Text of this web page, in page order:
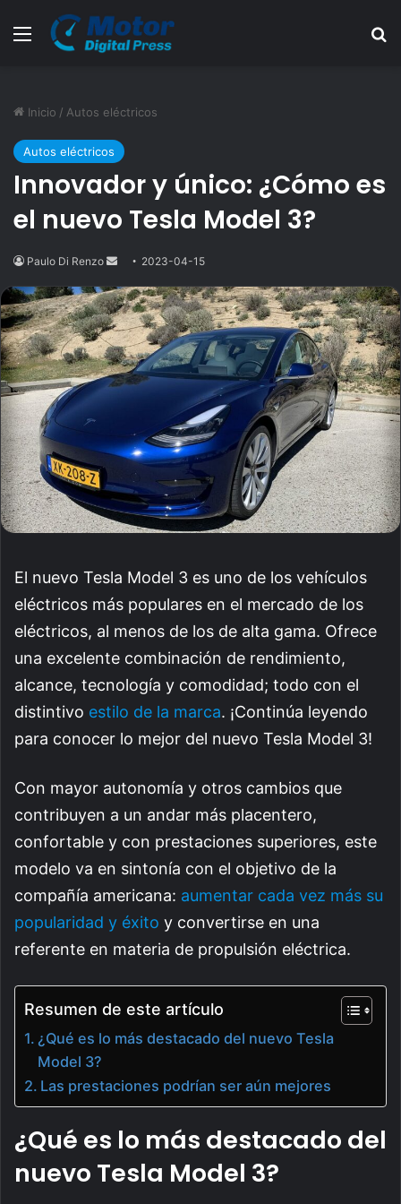
Menú
Inicio / Autos eléctricos
Autos eléctricos
Innovador y único: ¿Cómo es
el nuevo Tesla Model 3?
Paulo Di Renzo
Send
email
2023-04-15
El nuevo Tesla Model 3 es uno de los vehículos
eléctricos más populares en el mercado de los
eléctricos, al menos de los de alta gama. Ofrece
una excelente combinación de rendimiento,
alcance, tecnología y comodidad; todo con el
distintivo estilo de la marca. ¡Continúa leyendo
para conocer lo mejor del nuevo Tesla Model 3!
Con mayor autonomía y otros cambios que
contribuyen a un andar más placentero,
confortable y con prestaciones superiores, este
modelo va en sintonía con el objetivo de la
compañía americana: aumentar cada vez más su
popularidad y éxito y convertirse en una
referente en materia de propulsión eléctrica.
Resumen de este artículo
¿Qué es lo más destacado del nuevo Tesla
Model 3?
Las prestaciones podrían ser aún mejores
¿Qué es lo más destacado del
nuevo Tesla Model 3?